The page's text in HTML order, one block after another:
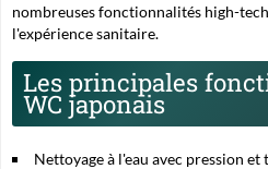
nombreuses fonctionnalités high-
l'expérience sanitaire.
Les principales
WC japonais
Nettoyage à l'eau avec pression